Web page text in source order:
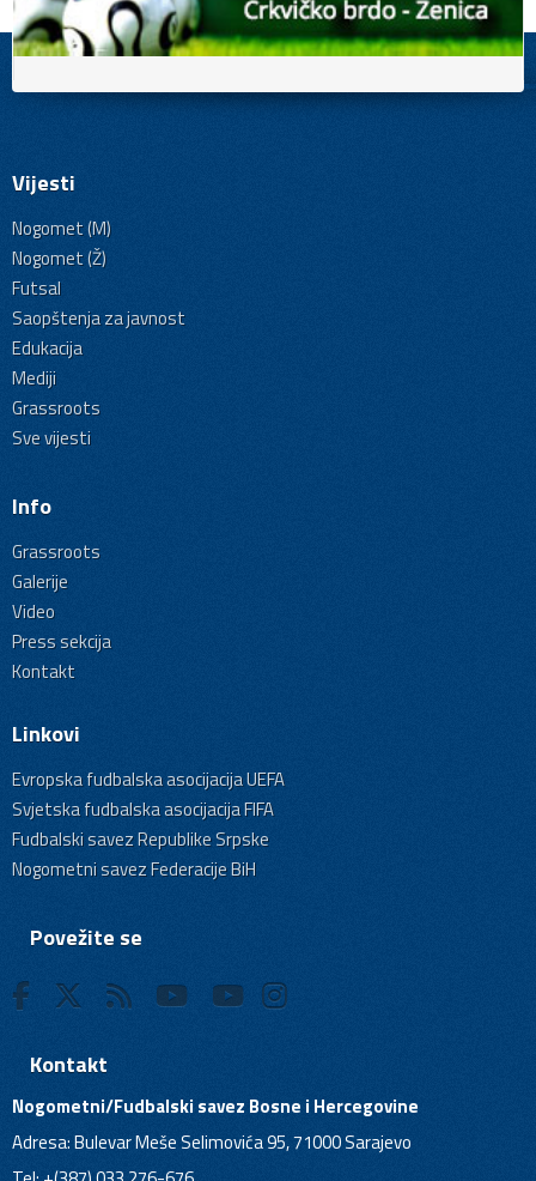
Vijesti
Nogomet (M)
Nogomet (Ž)
Futsal
Saopštenja za javnost
Edukacija
Mediji
Grassroots
Sve vijesti
Info
Grassroots
Galerije
Video
Press sekcija
Kontakt
Linkovi
Evropska fudbalska asocijacija UEFA
Svjetska fudbalska asocijacija FIFA
Fudbalski savez Republike Srpske
Nogometni savez Federacije BiH
Povežite se
Kontakt
Nogometni/Fudbalski savez Bosne i Hercegovine
Adresa: Bulevar Meše Selimovića 95, 71000 Sarajevo